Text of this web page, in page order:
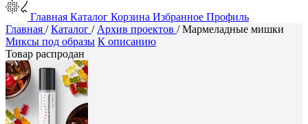
Главная Каталог Корзина Избранное Профиль
Главная /Каталог / Архив проектов /Мармеладные мишки
Миксы под образы К описанию
Товар распродан